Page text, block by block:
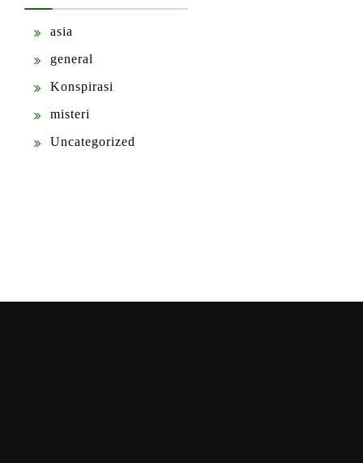
asia
general
Konspirasi
misteri
Uncategorized